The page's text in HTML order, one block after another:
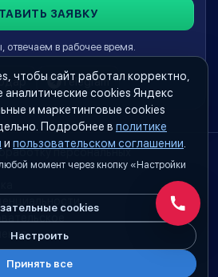
ЗАЯВКУ
в рабочее время.
Telegram
персональных
Настройки cookies
чтобы сайт работал корректно,
аналитические cookies Яндекс
и маркетинговые cookies
Подробнее в политике
и пользовательском соглашении
момент через кнопку «Настройки
cookies
Настроить
Принять все